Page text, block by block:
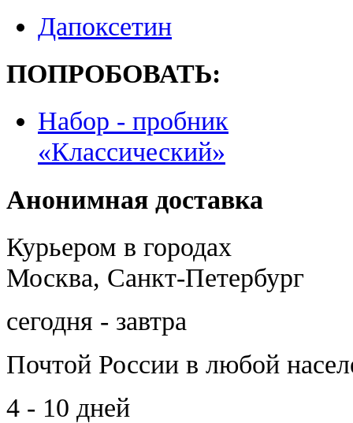
Дапоксетин
ПОПРОБОВАТЬ:
Набор - пробник
«Классический»
Анонимная доставка
Курьером в городах
Москва, Санкт-Петербург
сегодня - завтра
Почтой России в любой
4 - 10 дней